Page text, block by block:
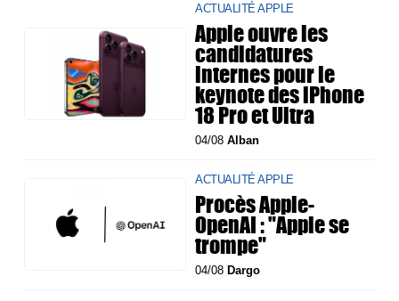
ACTUALITÉ APPLE
Apple ouvre les
candidatures
internes pour le
keynote des iPhone
18 Pro et Ultra
04/08Alban
ACTUALITÉ APPLE
Procès Apple-
OpenAI : "Apple se
trompe"
04/08Dargo